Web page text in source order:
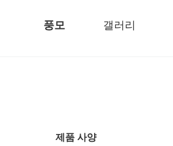
풍모 갤러리
제품 사양